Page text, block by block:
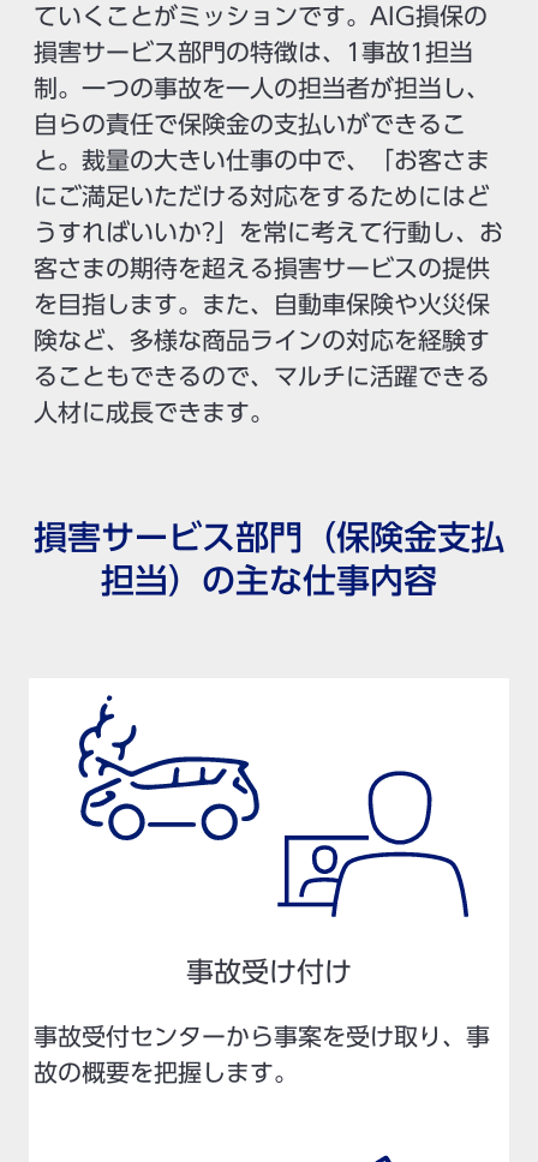
ていくことがミッションです。AIG損保の
損害サービス部門の特徴は、1事故1担当
制。一つの事故を一人の担当者が担当し、
自らの責任で保険金の支払いができるこ
と。裁量の大きい仕事の中で、「お客さま
にご満足いただける対応をするためにはど
うすればいいか?」を常に考えて行動し、お
客さまの期待を超える損害サービスの提供
を目指します。また、自動車保険や火災保
険など、多様な商品ラインの対応を経験す
ることもできるので、マルチに活躍できる
人材に成長できます。
損害サービス部門（保険金支払
担当）の主な仕事内容
事故受け付け
事故受付センターから事案を受け取り、事
故の概要を把握します。